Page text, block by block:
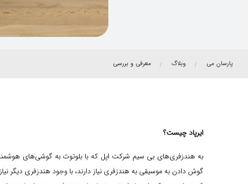
پارسان می وبلاگ معرفی و بررسی
ایرپاد چیست؟
به هندزفری‌های بی سیم شرکت اپل که با بلوتوث به گوشی‌های هوشمند
گوش دادن به موسیقی به هندزفری نیاز دارند، با وجود هندزفری دیگر